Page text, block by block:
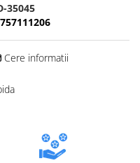
35045
Cere informatii